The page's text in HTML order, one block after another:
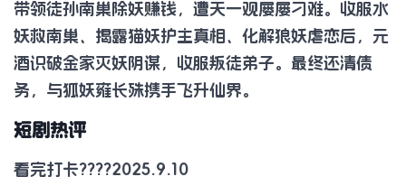
带领徒孙南巢除妖赚钱，遭天一观屡屡刁难。收服水
妖救南巢、揭露猫妖护主真相、化解狼妖虐恋后，元
酒识破金家灭妖阴谋，收服叛徒弟子。最终还清债
务，与狐妖雍长殊携手飞升仙界。
短剧热评
看完打卡????2025.9.10